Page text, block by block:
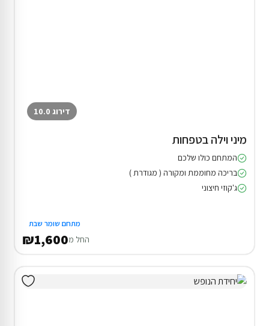
דירוג 10.0
מיני וילה בטפחות
המתחם כולו שלכם
בריכה מחוממת ומקורה ( מגודרת )
ג'קוזי חיצוני
מתחם שומר שבת
החל מ₪1,600